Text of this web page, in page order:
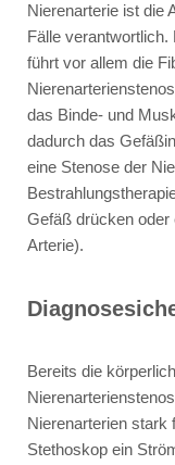
Nierenarterie ist die
Fälle
führt vor allem die
das Binde- und
dadurch das
eine Stenose der
Gefäß drücken
Arterie).
Bereits die
Nierenarterien stark
Stethoskop ein